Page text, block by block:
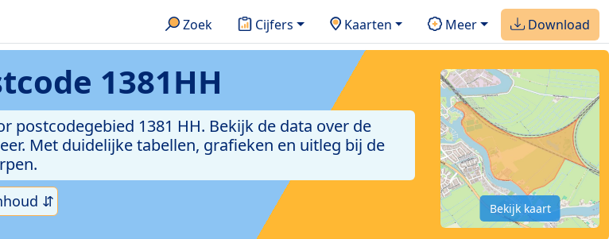
Zoek Cijfers Kaarten Meer Download
1381HH
postcodegebied 1381 HH. Bekijk de data over de
Met duidelijke tabellen, grafieken en uitleg bij de
⇵ Bekijk kaart